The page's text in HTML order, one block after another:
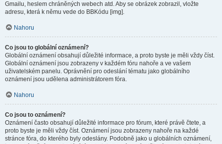
Gmailu, heslem chráněných webech atd. Aby se obrázek zobrazil, vložte
adresu, která k němu vede do BBKódu [img].
Nahoru
Co jsou to globální oznámení?
Globální oznámení obsahují důležité informace, a proto byste je měli vždy číst.
Globální oznámení jsou zobrazeny v každém fóru nahoře a ve vašem
uživatelském panelu. Oprávnění pro odeslání tématu jako globálního
oznámení jsou udělena administrátorem fóra.
Nahoru
Co jsou to oznámení?
Oznámení často obsahují důležité informace pro fórum, které právě čtete, a
proto byste je měli vždy číst. Oznámení jsou zobrazeny nahoře na každé
stránce fóra, do kterého byly odeslány. Podobně jako u globálních oznámení,